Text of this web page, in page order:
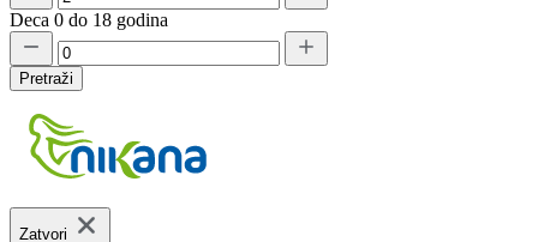
Deca 0 do 18 godina
Pretraži
Zatvori